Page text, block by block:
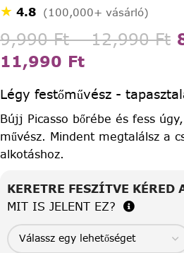
★ 4.8 (100,000+ vásárló)
9,990Ft – 12,990Ft
11,990 Ft
Légy festőművész -
Bújj Picasso bőrébe és fess
művész. Mindent megtalálsz a
alkotáshoz.
KERETRE FESZÍTVE KÉRED
MIT IS JELENT EZ?